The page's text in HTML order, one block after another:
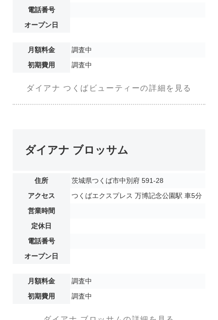
電話番号
オープン日
月額料金
調査中
初期費用
調査中
ダイアナ つくばビューティーの詳細を見る
ダイアナ ブロッサム
住所
茨城県つくば市中別府 591-28
アクセス
つくばエクスプレス 万博記念公園駅 車5分
営業時間
定休日
電話番号
オープン日
月額料金
調査中
初期費用
調査中